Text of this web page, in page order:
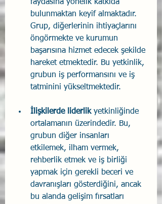
faydasına yönelik katkıda
bulunmaktan keyif almaktadır.
Grup, diğerlerinin ihtiyaçlarını
öngörmekte ve kurumun
başarısına hizmet edecek şekilde
hareket etmektedir. Bu yetkinlik,
grubun iş performansını ve iş
tatminini yükseltmektedir.
İlişkilerde liderlik yetkinliğinde
ortalamanın üzerindedir. Bu,
grubun diğer insanları
etkilemek, ilham vermek,
rehberlik etmek ve iş birliği
yapmak için gerekli beceri ve
davranışları gösterdiğini, ancak
bu alanda gelişim fırsatları